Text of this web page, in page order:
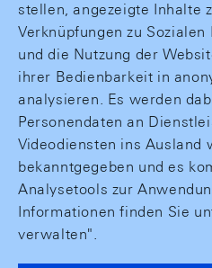
stellen, angezeigte Inhalte
Verknüpfungen zu
und die Nutzung der
ihrer Bedienbarkeit in
analysieren. Es werden
Personendaten an
Videodiensten ins Ausland
bekanntgegeben und es
Analysetools zur
Informationen finden Sie
verwalten".